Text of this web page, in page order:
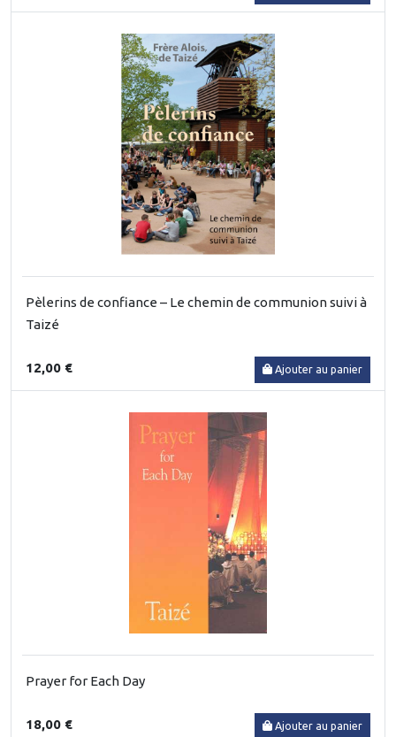
Pèlerins de confiance – Le chemin de communion suivi à
Taizé
12,00 € Ajouter au panier
Prayer for Each Day
18,00 € Ajouter au panier